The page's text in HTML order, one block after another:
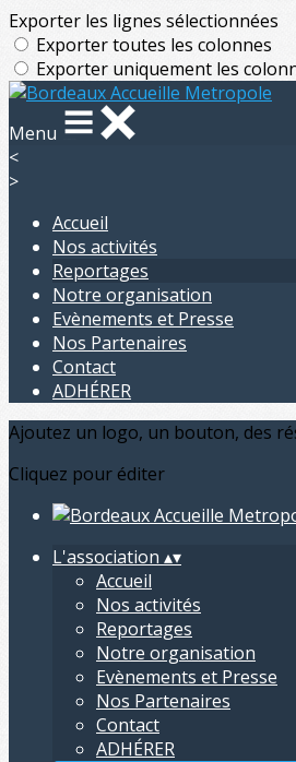
Exporter les lignes sélectionnées
Exporter toutes les colonnes
Exporter uniquement les
Menu
<
>
Accueil
Nos activités
Reportages
Notre organisation
Evènements et Presse
Nos Partenaires
Contact
ADHÉRER
Ajoutez un logo, un bouton, des
Cliquez pour éditer
L'association ▴▾
Accueil
Nos activités
Reportages
Notre organisation
Evènements et Presse
Nos Partenaires
Contact
ADHÉRER